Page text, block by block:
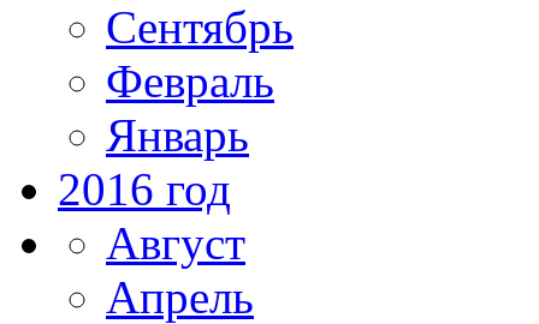
Сентябрь
Февраль
Январь
2016 год
Август
Апрель